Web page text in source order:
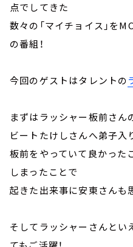
点でしてきた
数々の「マイチョイス」を
の番組！
今回のゲストはタレントの
まずはラッシャー板前さん
ビートたけしさんへ弟子入
板前をやっていて良かった
しまったことで
起きた出来事に安東さんも
そしてラッシャーさんとい